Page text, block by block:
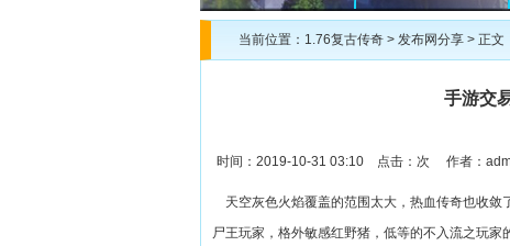
当前位置： 1.76复古传奇 > 发布网分享 > 正文
手游交
时间：2019-10-31 03:10 点击： 次 作者：
天空灰色火焰覆盖的范围太大，热血传奇也收敛
尸王玩家，格外敏感红野猪，低等的不入流之玩